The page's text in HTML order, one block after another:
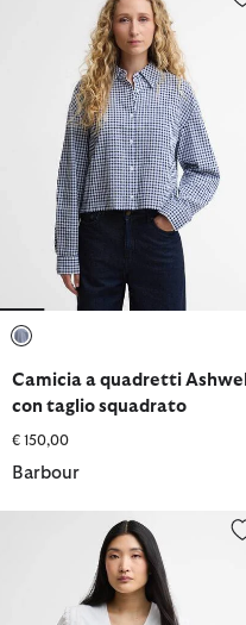
Camicia a quadretti Ashwell
con taglio squadrato
€ 150,00
Barbour